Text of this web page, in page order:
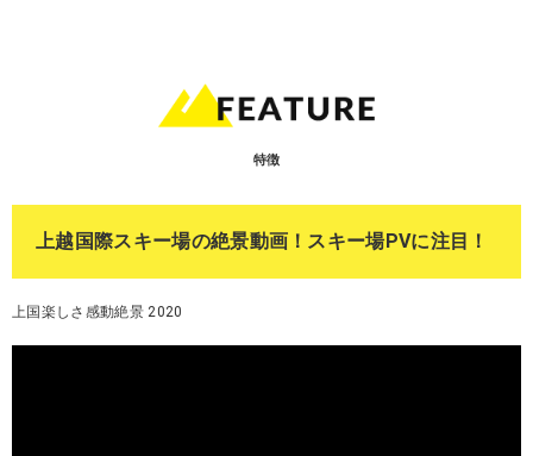
特徴
上越国際スキー場の絶景動画！スキー場PVに注目！
上国楽しさ感動絶景 2020